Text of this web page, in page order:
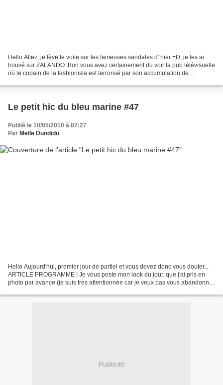
Hello Allez, je lève le voile sur les fameuses sandales d' hier =D, je les ai
trouvé sur ZALANDO. Bon vous avez certainement du voir la pub télévisuelle
où le copain de la fashionista est terrorisé par son accumulation de
Le petit hic du bleu marine #47
Publié le 10/05/2010 à 07:27
Par Melle Dundidu
Hello Aujourd'hui, premier jour de partiel et vous devez donc vous douter...
ARTICLE PROGRAMME ! Je vous poste mon look du jour. que j'ai pris en
photo par avance (je suis très attentionnée car je veux pas vous abandonner
Publicité